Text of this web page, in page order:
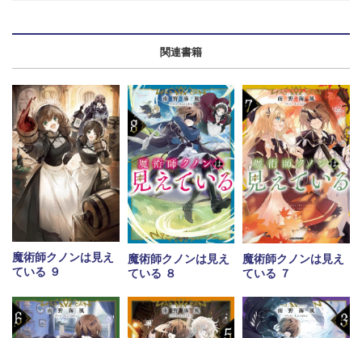
関連書籍
魔術師クノンは見え
ている ９
魔術師クノンは見え
ている ８
魔術師クノンは見え
ている ７